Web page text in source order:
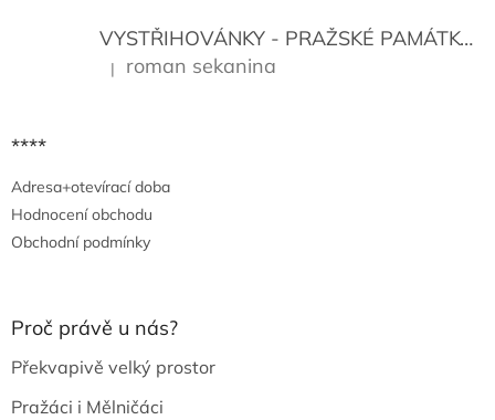
VYSTŘIHOVÁNKY - PRAŽSKÉ PAMÁTKY
Hodnocení produktu je 5 z 5 hvězdiček.
| roman sekanina
****
Adresa+otevírací doba
Hodnocení obchodu
Obchodní podmínky
Proč právě u nás?
Překvapivě velký prostor
Pražáci i Mělničáci